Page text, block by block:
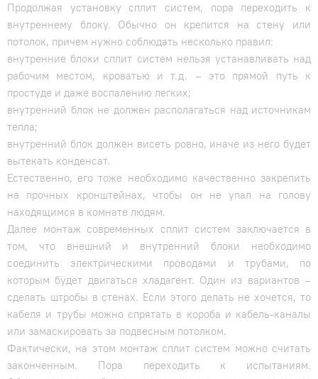
Продолжая установку сплит систем, пора переходить к
внутреннему блоку. Обычно он крепится на стену или
потолок, причем нужно соблюдать несколько правил:
внутренние блоки сплит систем нельзя устанавливать над
рабочим местом, кроватью и т.д. – это прямой путь к
простуде и даже воспалению легких;
внутренний блок не должен располагаться над источникам
тепла;
внутренний блок должен висеть ровно, иначе из него будет
вытекать конденсат.
Естественно, его тоже необходимо качественно закрепить
на прочных кронштейнах, чтобы он не упал на голову
находящимся в комнате людям.
Далее монтаж современных сплит систем заключается в
том, что внешний и внутренний блоки необходимо
соединить электрическими проводами и трубами, по
которым будет двигаться хладагент. Один из вариантов –
сделать штробы в стенах. Если этого делать не хочется, то
кабеля и трубы можно спрятать в короба и кабель-каналы
или замаскировать за подвесным потолком.
Фактически, на этом монтаж сплит систем можно считать
законченным. Пора переходить к испытаниям.